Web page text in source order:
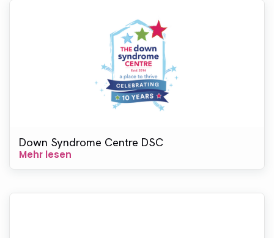
Down Syndrome Centre DSC
Mehr lesen